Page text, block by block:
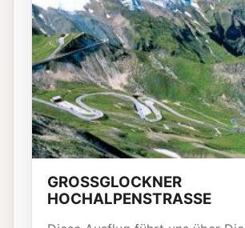
GROSSGLOCKNER
HOCHALPENSTRASSE